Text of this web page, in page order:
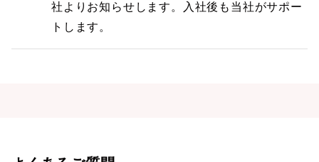
社よりお知らせします。入社後も当社がサポー
トします。